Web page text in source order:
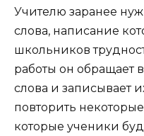
Учителю заранее
слова, написание
школьников
работы он обращает
слова и записывает
повторить
которые ученики